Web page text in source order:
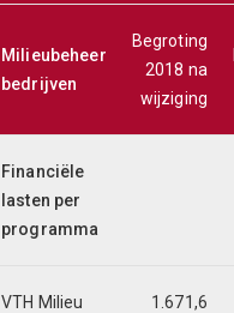
Milieubeheer
bedrijven
Begroting
2018 na
wijziging
Financiële
lasten per
programma
VTH Milieu 1.671,6